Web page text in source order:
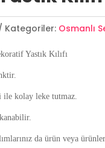
Kategoriler: Osmanlı
Yastık Kılıfı
ile kolay leke tutmaz.
da ürün veya